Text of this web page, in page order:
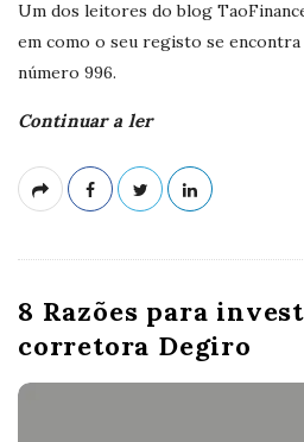
Um dos leitores do blog
em como o seu registo se
número 996.
Continuar a ler
8 Razões para
corretora Degiro